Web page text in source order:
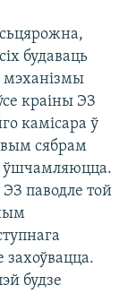
будаваць
мэханізмы
краіны ЭЗ
камісара ў
сябрам
ўшчамляюцца.
паводле той
захоўвацца.
будзе